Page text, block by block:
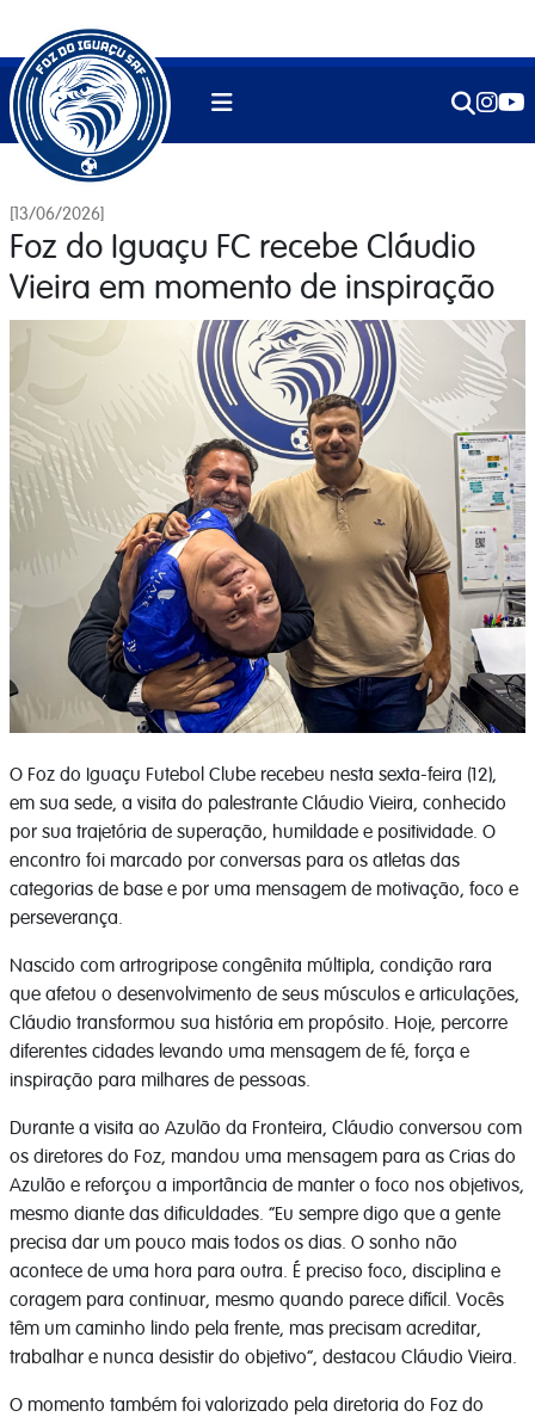
[13/06/2026]
Foz do Iguaçu FC recebe Cláudio
Vieira em momento de inspiração
O Foz do Iguaçu Futebol Clube recebeu nesta sexta-feira (12),
em sua sede, a visita do palestrante Cláudio Vieira, conhecido
por sua trajetória de superação, humildade e positividade. O
encontro foi marcado por conversas para os atletas das
categorias de base e por uma mensagem de motivação, foco e
perseverança.
Nascido com artrogripose congênita múltipla, condição rara
que afetou o desenvolvimento de seus músculos e articulações,
Cláudio transformou sua história em propósito. Hoje, percorre
diferentes cidades levando uma mensagem de fé, força e
inspiração para milhares de pessoas.
Durante a visita ao Azulão da Fronteira, Cláudio conversou com
os diretores do Foz, mandou uma mensagem para as Crias do
Azulão e reforçou a importância de manter o foco nos objetivos,
mesmo diante das dificuldades. “Eu sempre digo que a gente
precisa dar um pouco mais todos os dias. O sonho não
acontece de uma hora para outra. É preciso foco, disciplina e
coragem para continuar, mesmo quando parece difícil. Vocês
têm um caminho lindo pela frente, mas precisam acreditar,
trabalhar e nunca desistir do objetivo”, destacou Cláudio Vieira.
O momento também foi valorizado pela diretoria do Foz do